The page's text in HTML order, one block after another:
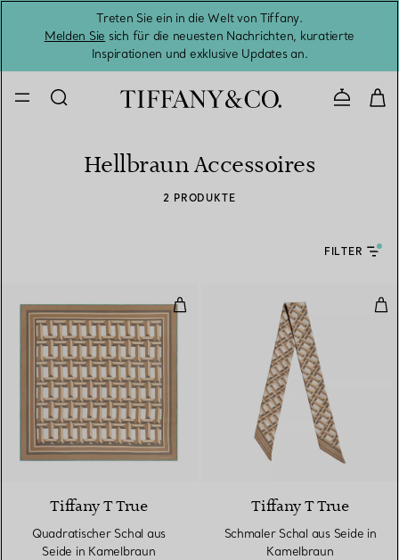
Treten Sie ein in die Welt von Tiffany.
Melden Sie sich für die neuesten Nachrichten, kuratierte
Inspirationen und exklusive Updates an.
Hellbraun Accessoires
2 PRODUKTE
FILTER
Quadratischer Schal aus Seide
3 Farben
Tiffany T True
Quadratischer Schal aus
Seide in Kamelbraun
Tiffany T True
Schmaler Schal aus Seide in
Kamelbraun